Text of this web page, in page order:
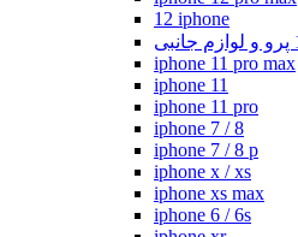
12 iphone
iphone 11 pro max
iphone 11
iphone 11 pro
iphone 7 / 8
iphone 7 / 8 p
iphone x / xs
iphone xs max
iphone 6 / 6s